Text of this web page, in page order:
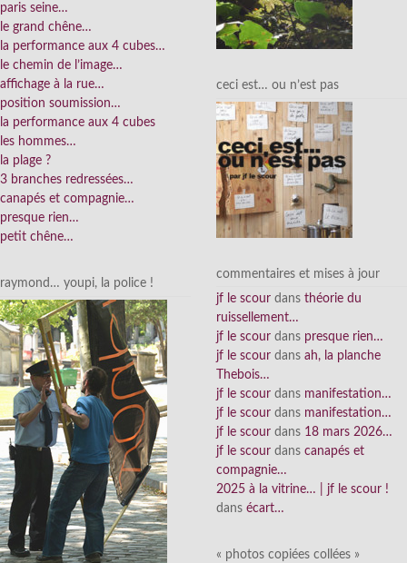
paris seine…
le grand chêne…
la performance aux 4 cubes…
le chemin de l’image…
affichage à la rue…
position soumission…
la performance aux 4 cubes
les hommes…
la plage ?
3 branches redressées…
canapés et compagnie…
presque rien…
petit chêne…
raymond… youpi, la police !
ceci est… ou n’est pas
commentaires et mises à jour
jf le scour dans théorie du
ruissellement…
jf le scour dans presque rien…
jf le scour dans ah, la planche
Thebois…
jf le scour dans manifestation…
jf le scour dans manifestation…
jf le scour dans 18 mars 2026…
jf le scour dans canapés et
compagnie…
2025 à la vitrine… | jf le scour !
dans écart…
« photos copiées collées »